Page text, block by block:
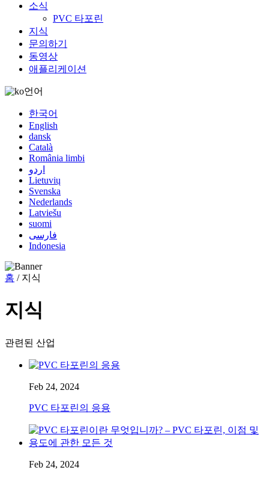
소식
PVC 타포린
지식
문의하기
동영상
애플리케이션
언어
한국어
English
dansk
Català
România limbi
اردو
Lietuvių
Svenska
Nederlands
Latviešu
suomi
فارسی
Indonesia
홈 / 지식
지식
관련된 산업
Feb 24, 2024
PVC 타포린의 응용
Feb 24, 2024